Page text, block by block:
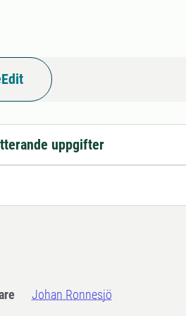
uppgifter
Johan Ronnesjö